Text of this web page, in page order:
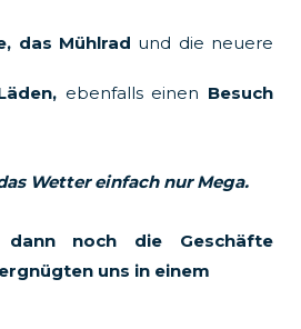
das Mühlrad und die neuere
ebenfalls einen Besuch
Wetter einfach nur Mega.
dann noch die Geschäfte
uns in einem